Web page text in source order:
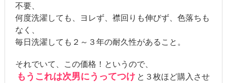
不要、
何度洗濯しても、ヨレず、襟回りも伸びず、色落ちも
なく、
毎日洗濯しても２～３年の耐久性があること。
それでいて、この価格！というので、
もうこれは次男にうってつけ と３枚ほど購入させ